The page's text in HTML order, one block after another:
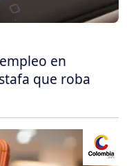
en
que roba